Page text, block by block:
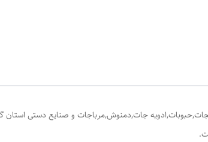
جات,دمنوش,مرباجات و صنایع دستی استان